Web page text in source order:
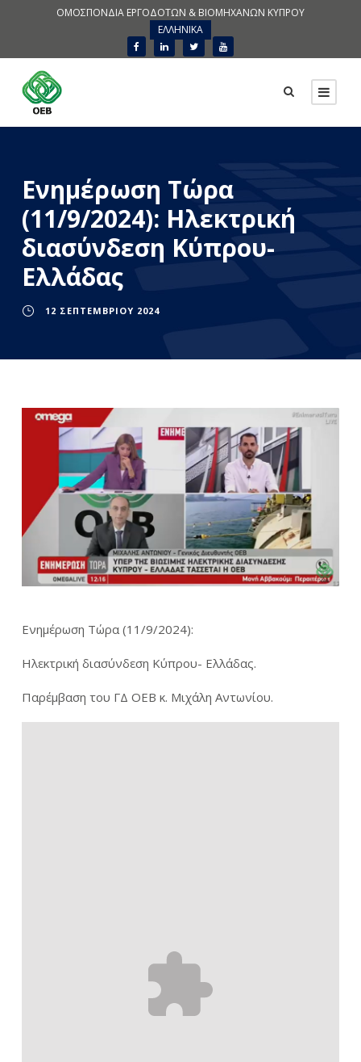
ΟΜΟΣΠΟΝΔΙΑ ΕΡΓΟΔΟΤΩΝ & ΒΙΟΜΗΧΑΝΩΝ ΚΥΠΡΟΥ
ΕΛΛΗΝΙΚΑ
Ενημέρωση Τώρα
(11/9/2024): Ηλεκτρική
διασύνδεση Κύπρου-
Ελλάδας
12 ΣΕΠΤΕΜΒΡΊΟΥ 2024
Ενημέρωση Τώρα (11/9/2024):
Ηλεκτρική διασύνδεση Κύπρου- Ελλάδας.
Παρέμβαση του ΓΔ ΟΕΒ κ. Μιχάλη Αντωνίου.